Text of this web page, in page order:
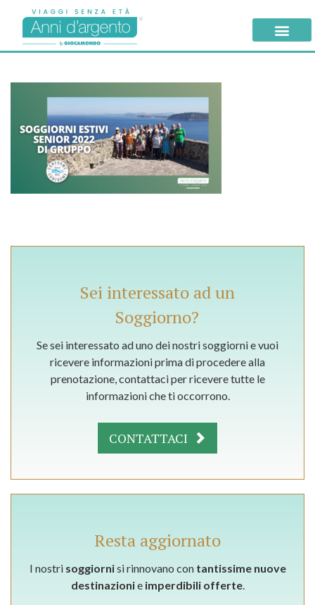
Sei interessato ad un
Soggiorno?
Se sei interessato ad uno dei nostri soggiorni e vuoi
ricevere informazioni prima di procedere alla
prenotazione, contattaci per ricevere tutte le
informazioni che ti occorrono.
CONTATTACI
Resta aggiornato
I nostri soggiornisi rinnovano con tantissime nuove
destinazionie imperdibili offerte.